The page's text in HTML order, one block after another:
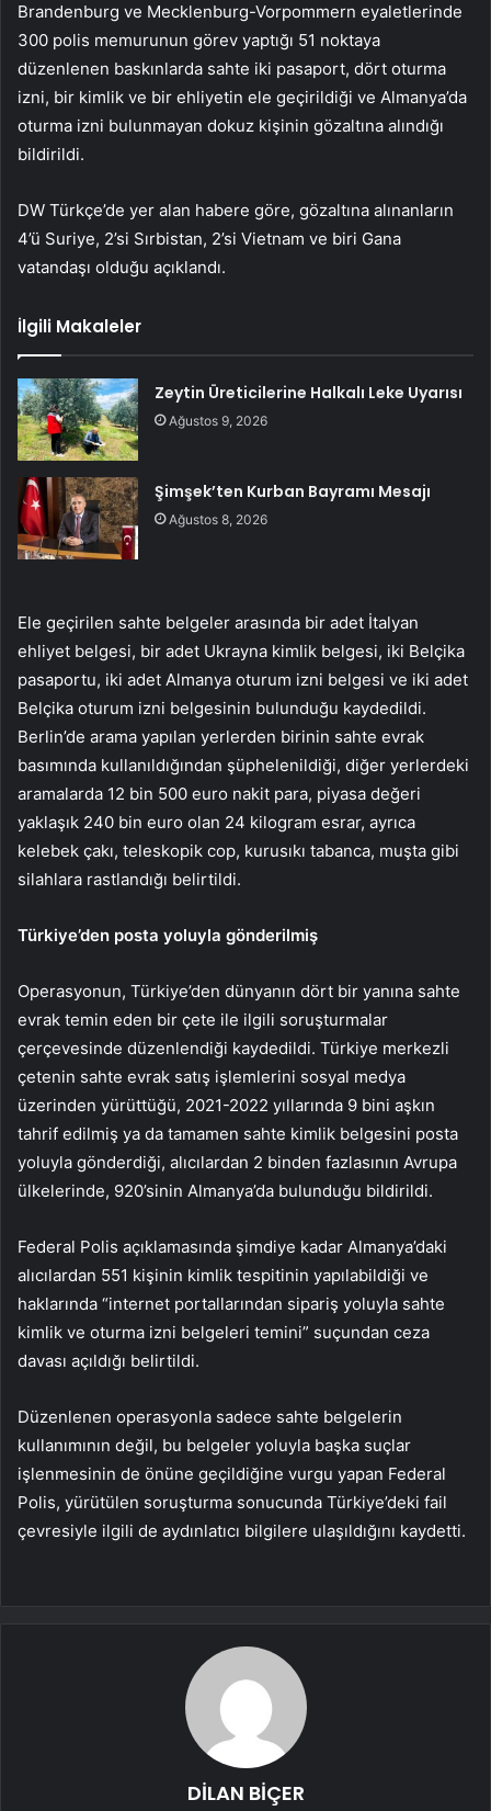
Brandenburg ve Mecklenburg-Vorpommern eyaletlerinde
300 polis memurunun görev yaptığı 51 noktaya
düzenlenen baskınlarda sahte iki pasaport, dört oturma
izni, bir kimlik ve bir ehliyetin ele geçirildiği ve Almanya’da
oturma izni bulunmayan dokuz kişinin gözaltına alındığı
bildirildi.
DW Türkçe’de yer alan habere göre, gözaltına alınanların
4’ü Suriye, 2’si Sırbistan, 2’si Vietnam ve biri Gana
vatandaşı olduğu açıklandı.
İlgili Makaleler
Zeytin Üreticilerine Halkalı Leke Uyarısı
Ağustos 9, 2026
Şimşek’ten Kurban Bayramı Mesajı
Ağustos 8, 2026
Ele geçirilen sahte belgeler arasında bir adet İtalyan
ehliyet belgesi, bir adet Ukrayna kimlik belgesi, iki Belçika
pasaportu, iki adet Almanya oturum izni belgesi ve iki adet
Belçika oturum izni belgesinin bulunduğu kaydedildi.
Berlin’de arama yapılan yerlerden birinin sahte evrak
basımında kullanıldığından şüphelenildiği, diğer yerlerdeki
aramalarda 12 bin 500 euro nakit para, piyasa değeri
yaklaşık 240 bin euro olan 24 kilogram esrar, ayrıca
kelebek çakı, teleskopik cop, kurusıkı tabanca, muşta gibi
silahlara rastlandığı belirtildi.
Türkiye’den posta yoluyla gönderilmiş
Operasyonun, Türkiye’den dünyanın dört bir yanına sahte
evrak temin eden bir çete ile ilgili soruşturmalar
çerçevesinde düzenlendiği kaydedildi. Türkiye merkezli
çetenin sahte evrak satış işlemlerini sosyal medya
üzerinden yürüttüğü, 2021-2022 yıllarında 9 bini aşkın
tahrif edilmiş ya da tamamen sahte kimlik belgesini posta
yoluyla gönderdiği, alıcılardan 2 binden fazlasının Avrupa
ülkelerinde, 920’sinin Almanya’da bulunduğu bildirildi.
Federal Polis açıklamasında şimdiye kadar Almanya’daki
alıcılardan 551 kişinin kimlik tespitinin yapılabildiği ve
haklarında “internet portallarından sipariş yoluyla sahte
kimlik ve oturma izni belgeleri temini” suçundan ceza
davası açıldığı belirtildi.
Düzenlenen operasyonla sadece sahte belgelerin
kullanımının değil, bu belgeler yoluyla başka suçlar
işlenmesinin de önüne geçildiğine vurgu yapan Federal
Polis, yürütülen soruşturma sonucunda Türkiye’deki fail
çevresiyle ilgili de aydınlatıcı bilgilere ulaşıldığını kaydetti.
DİLAN BİÇER